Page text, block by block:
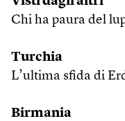
Chi ha paura del
Turchia
L’ultima sfida di
Birmania